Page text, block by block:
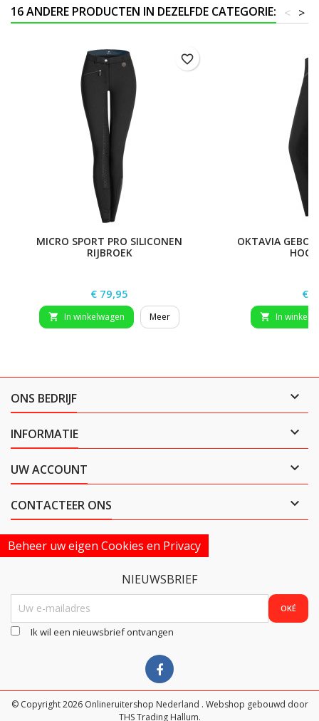
16 ANDERE PRODUCTEN IN DEZELFDE CATEGORIE: >
<
MICRO SPORT PRO SILICONEN
RIJBROEK
Prijs
€ 79,95
 In winkelwagen Meer
favorite_border
OKTAVIA
€
 In
ONS BEDRIJF 
INFORMATIE 
UW ACCOUNT 
CONTACTEER ONS 
Beheer uw eigen Cookies en Privacy
NIEUWSBRIEF
Ik wil een nieuwsbrief ontvangen
© Copyright 2026 Onlineruitershop Nederland . Webshop gebouwd door
THS Trading Hallum.